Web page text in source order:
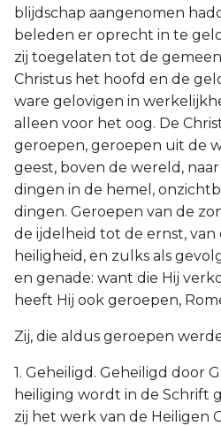
blijdschap aangenomen
beleden er oprecht in te
zij toegelaten tot de
Christus het hoofd en de
ware gelovigen in
alleen voor het oog. De
geroepen, geroepen uit de
geest, boven de wereld,
dingen in de hemel,
dingen. Geroepen van de
de ijdelheid tot de ernst,
heiligheid, en zulks als
en genade: want die Hij
heeft Hij ook geroepen,
Zij, die aldus geroepen
1. Geheiligd. Geheiligd door
heiliging wordt in de Schrift
zij het werk van de Heiligen